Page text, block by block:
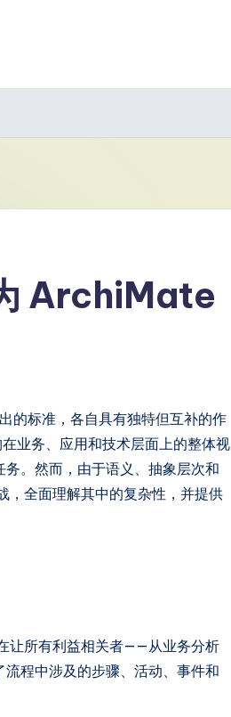
ArchiMate
的标准，各自具有独特但互补的作
业务、应用和技术层面上的整体视
。然而，由于语义、抽象层次和
，全面理解其中的复杂性，并提供
让所有利益相关者——从业务分析
程中涉及的步骤、活动、事件和